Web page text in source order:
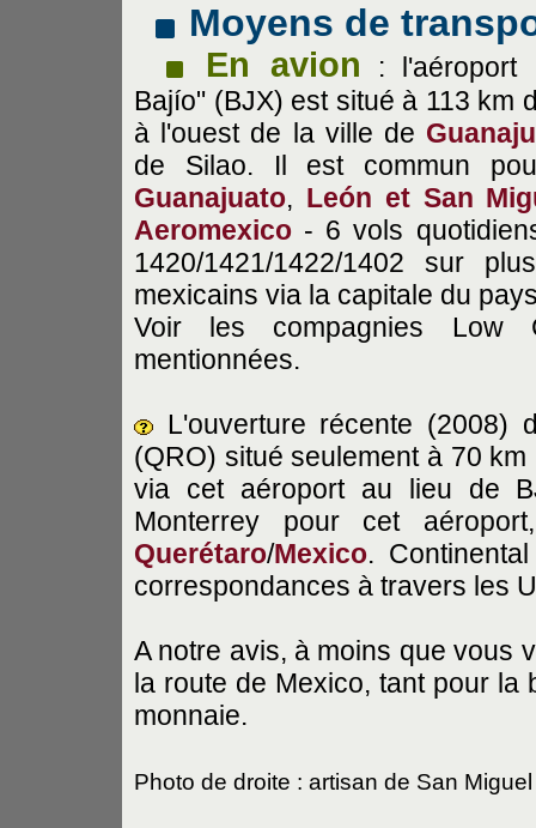
Moyens de
En avion : l'aéroport
Bajío" (BJX) est situé à 113 km
à l'ouest de la ville de
de Silao. Il est commun
Guanajuato, León et San
Aeromexico - 6 vols
1420/1421/1422/1402 sur
mexicains via la capitale du
Voir les compagnies Low
mentionnées.
L'ouverture récente (2008)
(QRO) situé seulement à 70
via cet aéroport au lieu de
Monterrey pour cet
Querétaro/Mexico.
correspondances à travers les
A notre avis, à moins que vous
la route de Mexico, tant pour
monnaie.
Photo de droite : artisan de San Miguel